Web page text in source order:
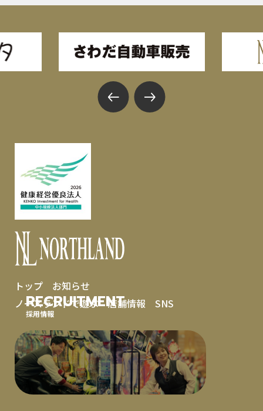
トップ
お知らせ
ノースランドで遊ぶ
店舗情報 SNS
RECRUITMENT
採用情報